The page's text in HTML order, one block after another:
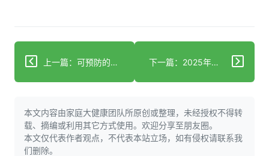
上一篇：可预防的危机：保护佛罗里达州免受被遗忘疾病的侵害 下一篇：2025年欧洲皮肤性病学学会大会综述
本文内容由家庭大健康团队所原创或整理，未经授权不得转
载、摘编或利用其它方式使用。欢迎分享至朋友圈。
本文仅代表作者观点，不代表本站立场，如有侵权请联系我
们删除。